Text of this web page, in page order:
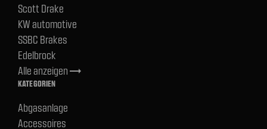
Scott Drake
KW automotive
SSBC Brakes
Edelbrock
Alle anzeigentrending_flat
KATEGORIEN
Abgasanlage
Accessoires